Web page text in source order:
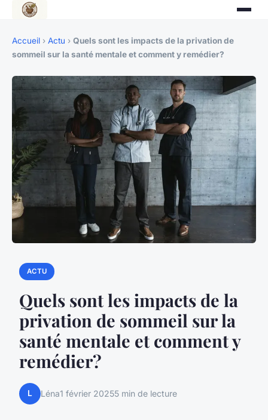
Accueil › Actu › Quels sont les impacts de la privation de
sommeil sur la santé mentale et comment y remédier?
ACTU
Quels sont les impacts de la
privation de sommeil sur la
santé mentale et comment y
remédier?
L Léna1 février 20255 min de lecture